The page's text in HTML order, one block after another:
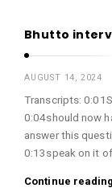
Bhutto
AUGUST 14, 2024
Transcripts:
0:04should now
answer this
0:13speak on it of
Continue reading